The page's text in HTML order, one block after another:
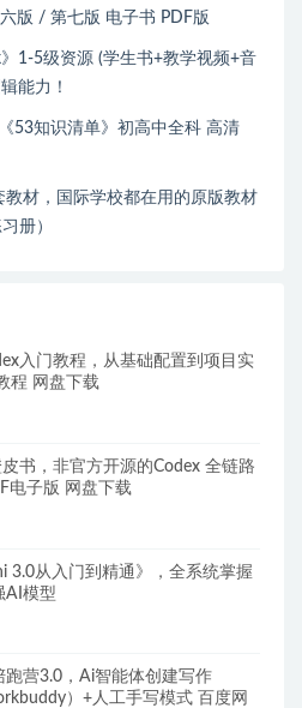
版 / 第七版 电子书 PDF版
1-5级资源 (学生书+教学视频+音
能力！
53知识清单》初高中全科 高清
教材，国际学校都在用的原版教材
册）
入门教程，从基础配置到项目实
程 网盘下载
书，非官方开源的Codex 全链路
电子版 网盘下载
3.0从入门到精通》，全系统掌握
AI模型
跑营3.0，Ai智能体创建写作
）+人工手写模式 百度网